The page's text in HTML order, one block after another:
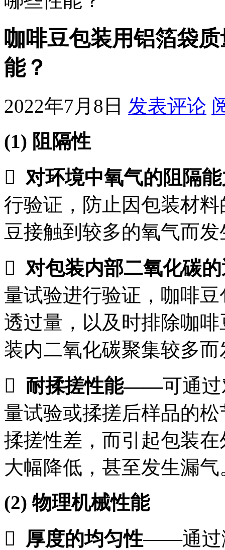
咖啡豆包装用铝箔袋
能？
2022年7月8日 发表评论
(1) 阻隔性
 对环境中氧气的阻隔
行验证，防止因包装材
豆接触到较多的氧气而
 对包装内部二氧化碳
量试验进行验证，咖啡
透过量，以及时排除咖
装内二氧化碳聚集较多
 耐揉搓性能——可通
量试验或揉搓后样品的
揉搓性差，而引起包装
大幅降低，甚至发生漏气
(2) 物理机械性能
 厚度的均匀性——通过